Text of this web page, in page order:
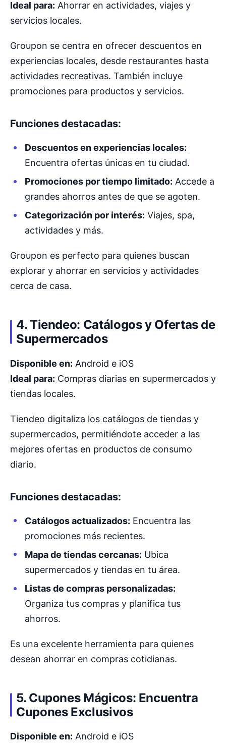
Ideal para: Ahorrar en actividades, viajes y
servicios locales.
Groupon se centra en ofrecer descuentos en
experiencias locales, desde restaurantes hasta
actividades recreativas. También incluye
promociones para productos y servicios.
Funciones destacadas:
Descuentos en experiencias locales:
Encuentra ofertas únicas en tu ciudad.
Promociones por tiempo limitado: Accede a
grandes ahorros antes de que se agoten.
Categorización por interés: Viajes, spa,
actividades y más.
Groupon es perfecto para quienes buscan
explorar y ahorrar en servicios y actividades
cerca de casa.
4. Tiendeo: Catálogos y Ofertas de
Supermercados
Disponible en: Android e iOS
Ideal para: Compras diarias en supermercados y
tiendas locales.
Tiendeo digitaliza los catálogos de tiendas y
supermercados, permitiéndote acceder a las
mejores ofertas en productos de consumo
diario.
Funciones destacadas:
Catálogos actualizados: Encuentra las
promociones más recientes.
Mapa de tiendas cercanas: Ubica
supermercados y tiendas en tu área.
Listas de compras personalizadas:
Organiza tus compras y planifica tus
ahorros.
Es una excelente herramienta para quienes
desean ahorrar en compras cotidianas.
5. Cupones Mágicos: Encuentra
Cupones Exclusivos
Disponible en: Android e iOS